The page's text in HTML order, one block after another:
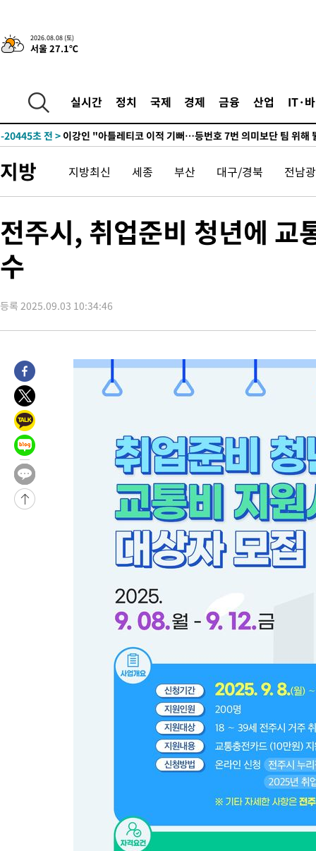
2026.08.08 (토)
서울 27.1℃
실시간 정치 국제 경제 금융 산업 IT·
-30629초 전 >이란 "호르무즈 재개방 합의 근접…美 배상 선행돼야"
-21676초 전 > [속보]與최고위원 제주·인천 순회경선…박선원·최민희·서미
청래 44.56%
-20911초 전 >
[속보]與 대표 경선 제주·인천 당원투표…金 47.75%·鄭
42.08%·宋 10.17%
-20445초 전 >
것"
-20380초 전 > [속보]與 당대표 경선, 제주·인천 권리당원 투표 김민석 승리
-13424초 전 >
[속보]이강인 "감독님이 원하는 마음 느꼈고, 많은 트로피 원해
-13206초 전 >수도권 40도 육박 '펄펄'…동해안 일부 지역엔 호의주의보
-6120초 전 >강릉에 시간당 81.4㎜ 물폭탄…도로 잠기고 담벼락 붕괴
-2227초 전 >
1분 전 >
52분 전 >여수 오동도 해상서 모터보트 전복…1명 사망·1명 실종
1시간 전 >극한폭염 한풀 꺾이지만…'낮 최고 35도' 무더위, 열대야 계속[다
3시간 전 >
[속보]'압수수색·성접대 논란' 축구협회 "실망과 걱정 안겨드려
6시간 전 >
'최고 37도' 폭염 지속…강원동해안 최대 150㎜ 비
8시간 전 >
-30629초 전 >
이란 "호르무즈 재개방 합의 근접…美 배상 선행돼야"
-21676초 전 >
[속보]與최고위원 제주·인천 순회경선…박선원·최민희·서미
한민수·김용 순
-21629초 전 >
[속보]김민석, 與 전대 당원투표 누적 득표율 45.42%로 1위…
청래 44.56%
-20911초 전 >
[속보]與 대표 경선 제주·인천 당원투표…金 47.75%·鄭
42.08%·宋 10.17%
-20445초 전 >
이강인 "아틀레티코 이적 기뻐…등번호 7번 의미보단 팀 위해
[속보]與 당대표 경선, 제주·인천 권리당원 투표 김민석 승리
낮 최고 35도 '무더위'…동해안 시간당 30㎜ '강한 비'[내일날
[속보]이강인 "감독님이 원하는 마음 느꼈고, 많은 트로피 원해
수도권 40도 육박 '펄펄'…동해안 일부 지역엔 호의주의보
온열질환 사망자 3명 늘어…누적 환자 3000명 돌파
강릉에 시간당 81.4㎜ 물폭탄…도로 잠기고 담벼락 붕괴
백운산서 80년근 천종산삼 9뿌리 발견…감정가 1.3억원
선재도서 해루질 나섰다 실종 60대, 닷새 만에 숨진 채 발견
남자 농구, 나고야 아시안게임서 '홈팀' 일본과 한일전
여수 오동도 해상서 모터보트 전복…1명 사망·1명 실종
극한폭염 한풀 꺾이지만…'낮 최고 35도' 무더위, 열대야 계속[다
축구협회 "압수수색·성접대 논란 사과…쇄신의 기회로 삼겠다"
[속보]'압수수색·성접대 논란' 축구협회 "실망과 걱정 안겨드려
[속보]뉴욕증시 상승 마감…S&P 0.6% 나스닥 1.3%↑
지방 지방최신 세종 부산 대구/경북 전남
전주시, 취업준비 청년에
수
등록 2025.09.03 10:34:46